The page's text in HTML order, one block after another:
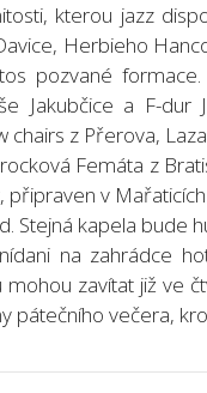
kterou jazz
Herbieho
pozvané formace.
Jakubčice a F-
z Přerova,
Femáta z
v
Stejná kapela
na zahrádce
mohou zavítat již ve
pátečního večera,